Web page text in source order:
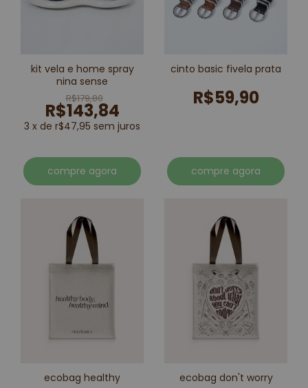
kit vela e home spray
nina sense
R$179,80
R$143,84
3 x de r$47,95 sem juros
compre agora
cinto basic fivela prata
R$59,90
compre agora
ecobag healthy ecobag don't worry